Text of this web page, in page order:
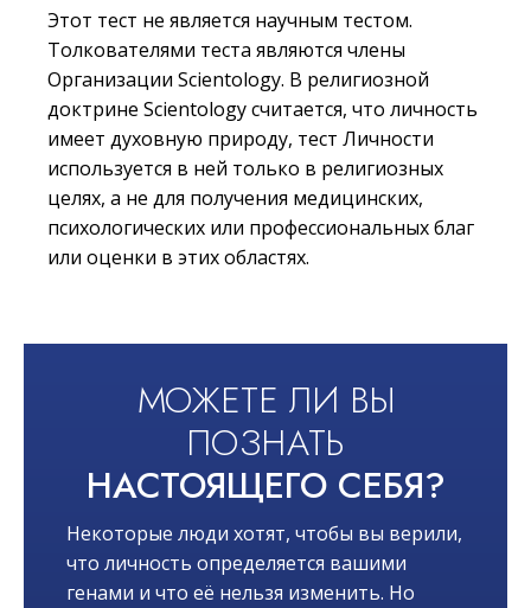
Этот тест не является научным тестом.
Толкователями теста являются члены
Организации Scientology. В религиозной
доктрине Scientology считается, что личность
имеет духовную природу, тест Личности
используется в ней только в религиозных
целях, а не для получения медицинских,
психологических или профессиональных благ
или оценки в этих областях.
МОЖЕТЕ ЛИ ВЫ
ПОЗНАТЬ
НАСТОЯЩЕГО СЕБЯ?
Некоторые люди хотят, чтобы вы верили,
что личность определяется вашими
генами и что её нельзя изменить. Но